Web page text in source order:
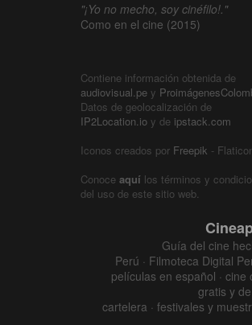
"¡Yo no mecho, soy cinéfilo!."
Como en el cine (2015)
Contiene información obtenida de
audiovisual.pe y
Datos de geolocalización de
IP2Location.io y de ipstack.com
Iconos creados por Freepik -
Conoce aquí los términos y
del uso de este sitio web.
Guía del cine
Perú · Filmoteca Digital
películas en español · cine
gratis y
cartelera · festivales y